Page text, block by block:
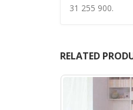
31 255 900.
RELATED